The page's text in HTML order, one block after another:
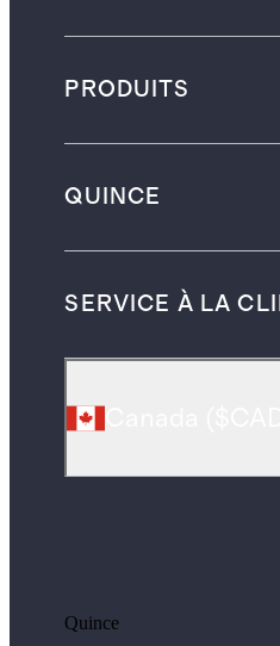
PRODUITS
QUINCE
SERVICE À LA
Quince